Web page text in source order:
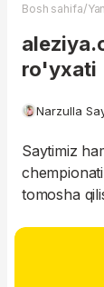
Bosh sahifa/
ro'yxati
Narzulla
Saytimiz
tomosha